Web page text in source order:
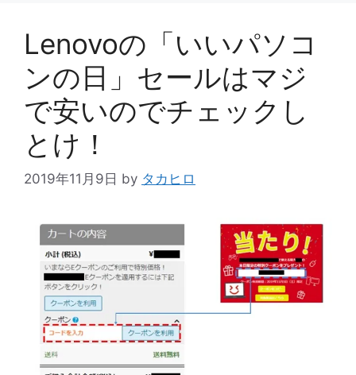
Lenovoの「いいパソコ
ンの日」セールはマジ
で安いのでチェックし
とけ！
2019年11月9日 by タカヒロ